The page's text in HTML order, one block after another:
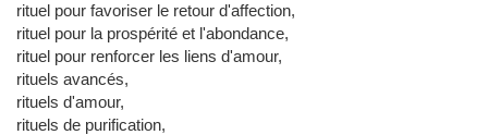
rituel pour favoriser le retour d'affection,
rituel pour la prospérité et l'abondance,
rituel pour renforcer les liens d'amour,
rituels avancés,
rituels d'amour,
rituels de purification,